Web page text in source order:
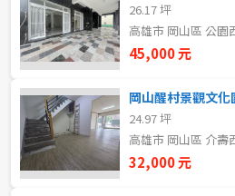
苗栗縣
彰化縣
南投縣
辦公 住辦
坪數
不拘
26.17 坪
高雄市 岡山區 公園
45,000 元
24.97 坪
高雄市 岡山區 介壽
32,000 元